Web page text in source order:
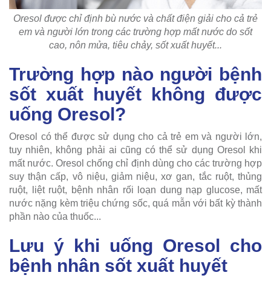
Oresol được chỉ định bù nước và chất điện giải cho cả trẻ
em và người lớn trong các trường hợp mất nước do sốt
cao, nôn mửa, tiêu chảy, sốt xuất huyết...
Trường hợp nào người bệnh
sốt xuất huyết không được
uống Oresol?
Oresol có thể được sử dụng cho cả trẻ em và người lớn,
tuy nhiên, không phải ai cũng có thể sử dụng Oresol khi
mất nước. Oresol chống chỉ định dùng cho các trường hợp
suy thận cấp, vô niệu, giảm niệu, xơ gan, tắc ruột, thủng
ruột, liệt ruột, bệnh nhân rối loạn dung nạp glucose, mất
nước nặng kèm triệu chứng sốc, quá mẫn với bất kỳ thành
phần nào của thuốc...
Lưu ý khi uống Oresol cho
bệnh nhân sốt xuất huyết